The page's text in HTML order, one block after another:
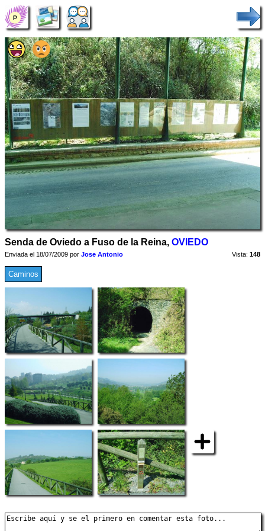
Senda de Oviedo a Fuso de la Reina, OVIEDO
Enviada el 18/07/2009 por Jose Antonio Vista: 148
Caminos